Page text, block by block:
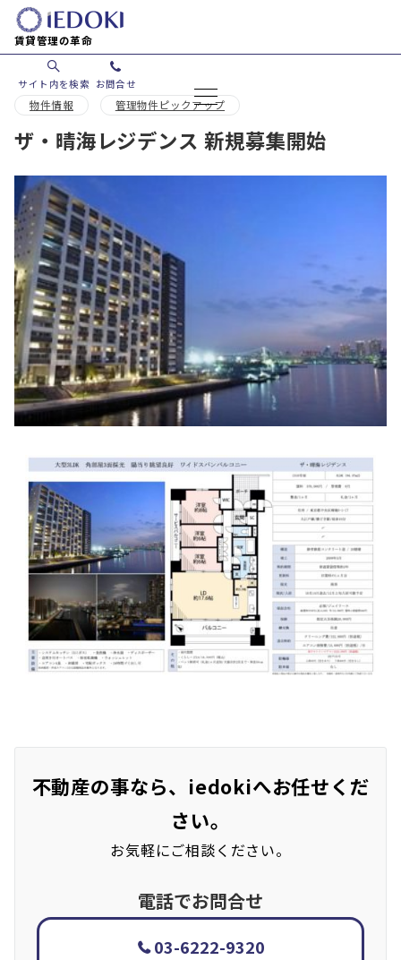
賃貸管理の革命
サイト内を検索 お問合せ
物件情報 管理物件ピックアップ
ザ・晴海レジデンス 新規募集開始
不動産の事なら、iedokiへお任せくだ
さい。
お気軽にご相談ください。
電話でお問合せ
03-6222-9320